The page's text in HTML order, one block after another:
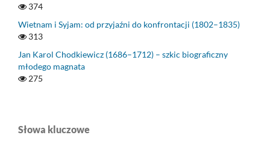
374
Wietnam i Syjam: od przyjaźni do konfrontacji (1802–1835)
313
Jan Karol Chodkiewicz (1686–1712) – szkic biograficzny
młodego magnata
275
Słowa kluczowe